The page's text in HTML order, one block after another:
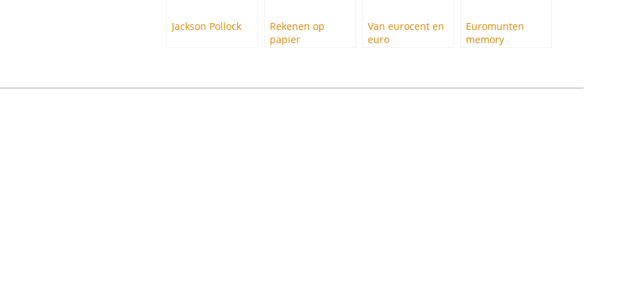
Jackson Pollock
Rekenen op
papier
Van eurocent en
euro
Euromunten
memory